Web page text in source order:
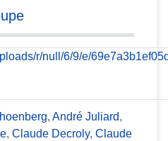
, André Juliard,
, Claude Decroly, Claude